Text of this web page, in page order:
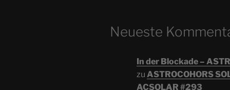
Neueste
In der Blockade –
zu ASTROCOHORS
ACSOLAR #293